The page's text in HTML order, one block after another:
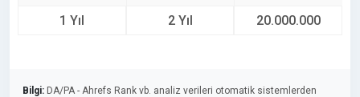
1 Yıl
2 Yıl
20.000.000
Bilgi: DA/PA - Ahrefs Rank vb. analiz verileri otomatik sistemlerden